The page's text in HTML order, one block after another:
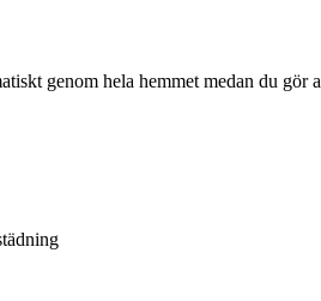
genom hela hemmet medan du